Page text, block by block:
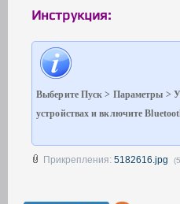
Инструкция:
Выберите Пуск > Параметры >
устройствах и включите
Прикрепления: 5182616.jpg